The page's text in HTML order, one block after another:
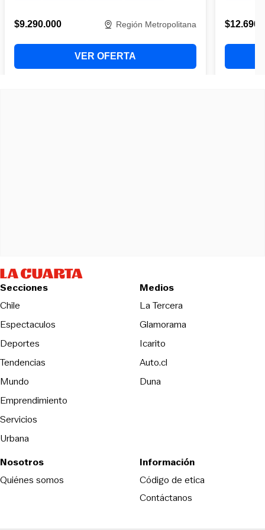
Secciones
Chile
Espectaculos
Deportes
Tendencias
Mundo
Emprendimiento
Servicios
Urbana
Medios
La TerceraOpens in new
Glamorama
Icarito
Auto.cl
DunaOpens in new window
Nosotros
Quiénes somos
Información
Código de eticaOpens in new
Contáctanos